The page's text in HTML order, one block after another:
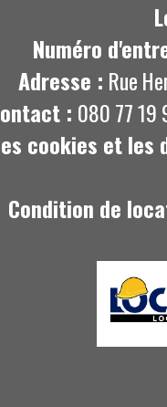
Numéro
Adresse : Rue
: 080 77 19
cookies et les
Condition de